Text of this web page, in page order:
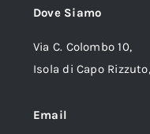
Dove Siamo
Via C. Colombo 10,
Isola di Capo
Email